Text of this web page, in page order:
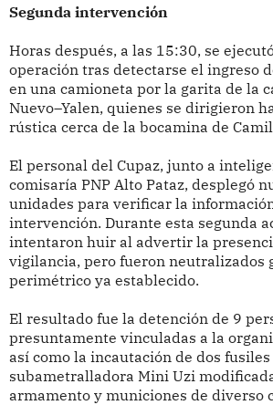
Segunda intervención
Horas después, a las 15:30, se
operación tras detectarse el ingreso
en una camioneta por la garita de la
Nuevo–Yalen, quienes se dirigieron
rústica cerca de la bocamina de
El personal del Cupaz, junto a
comisaría PNP Alto Pataz, desplegó
unidades para verificar la
intervención. Durante esta segunda
intentaron huir al advertir la
vigilancia, pero fueron neutralizados
perimétrico ya establecido.
El resultado fue la detención de 9
presuntamente vinculadas a la
así como la incautación de dos
subametralladora Mini Uzi
armamento y municiones de diverso